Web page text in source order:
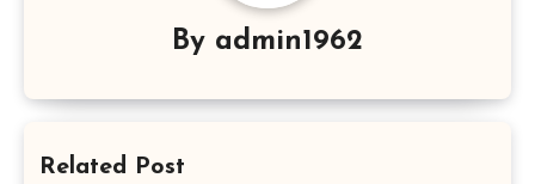
By admin1962
Related Post